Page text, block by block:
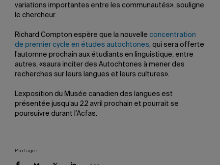
variations importantes entre les communautés», souligne
le chercheur.
Richard Compton espère que la nouvelle concentration
de premier cycle en études autochtones, qui sera offerte
l’automne prochain aux étudiants en linguistique, entre
autres, «saura inciter des Autochtones à mener des
recherches sur leurs langues et leurs cultures».
L’exposition du Musée canadien des langues est
présentée jusqu’au 22 avril prochain et pourrait se
poursuivre durant l’Acfas.
Partager